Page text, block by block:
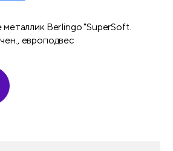
Berlingo "SuperSoft.
европодвес